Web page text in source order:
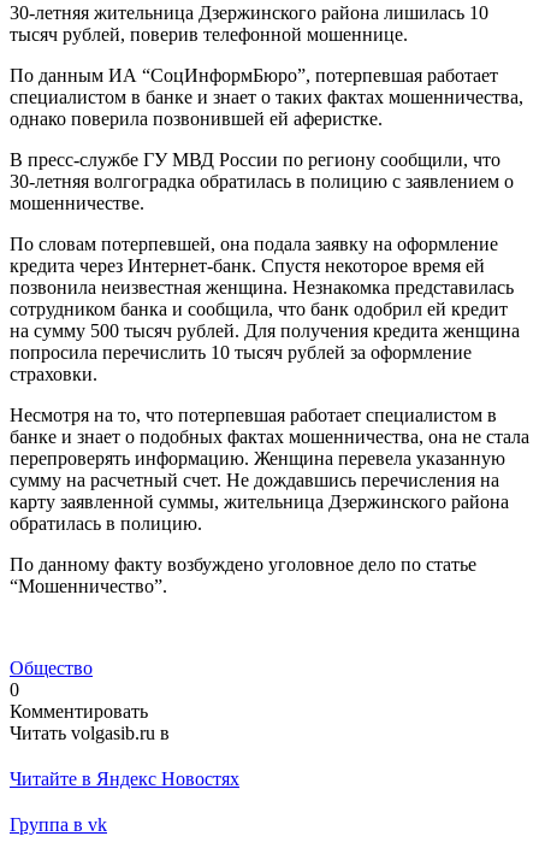
30-летняя жительница Дзержинского района лишилась 10
тысяч рублей, поверив телефонной мошеннице.
По данным ИА “СоцИнформБюро”, потерпевшая работает
специалистом в банке и знает о таких фактах мошенничества,
однако поверила позвонившей ей аферистке.
В пресс-службе ГУ МВД России по региону сообщили, что
30-летняя волгоградка обратилась в полицию с заявлением о
мошенничестве.
По словам потерпевшей, она подала заявку на оформление
кредита через Интернет-банк. Спустя некоторое время ей
позвонила неизвестная женщина. Незнакомка представилась
сотрудником банка и сообщила, что банк одобрил ей кредит
на сумму 500 тысяч рублей. Для получения кредита женщина
попросила перечислить 10 тысяч рублей за оформление
страховки.
Несмотря на то, что потерпевшая работает специалистом в
банке и знает о подобных фактах мошенничества, она не стала
перепроверять информацию. Женщина перевела указанную
сумму на расчетный счет. Не дождавшись перечисления на
карту заявленной суммы, жительница Дзержинского района
обратилась в полицию.
По данному факту возбуждено уголовное дело по статье
“Мошенничество”.
Общество
0
Комментировать
Читать volgasib.ru в
Читайте в Яндекс Новостях
Группа в vk